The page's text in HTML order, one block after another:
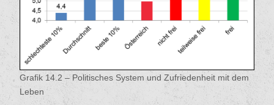
Grafik 14.2 – Politisches System und Zufriedenheit mit dem
Leben